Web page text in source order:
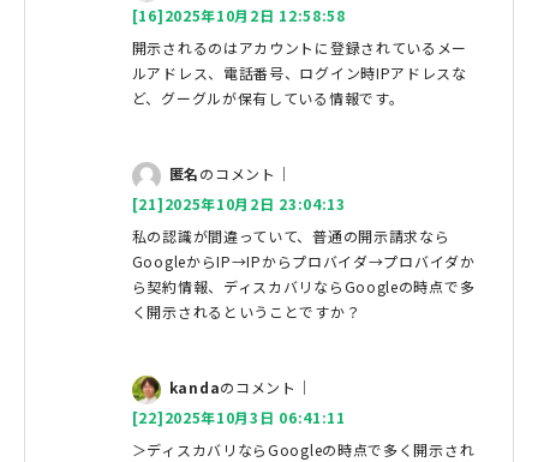
[16]2025年10月2日 12:58:58
開示されるのはアカウントに登録されているメー
ルアドレス、電話番号、ログイン時IPアドレスな
ど、グーグルが保有している情報です。
匿名のコメント｜
[21]2025年10月2日 23:04:13
私の認識が間違っていて、普通の開示請求なら
GoogleからIP→IPからプロバイダ→プロバイダか
ら契約情報、ディスカバリならGoogleの時点で多
く開示されるということですか？
kandaのコメント｜
[22]2025年10月3日 06:41:11
＞ディスカバリならGoogleの時点で多く開示され